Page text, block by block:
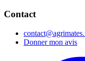
Contact
Donner mon avis